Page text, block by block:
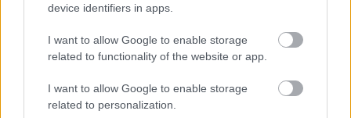
device identifiers in apps.
I want to allow Google to enable storage
related to functionality of the website or app.
I want to allow Google to enable storage
related to personalization.